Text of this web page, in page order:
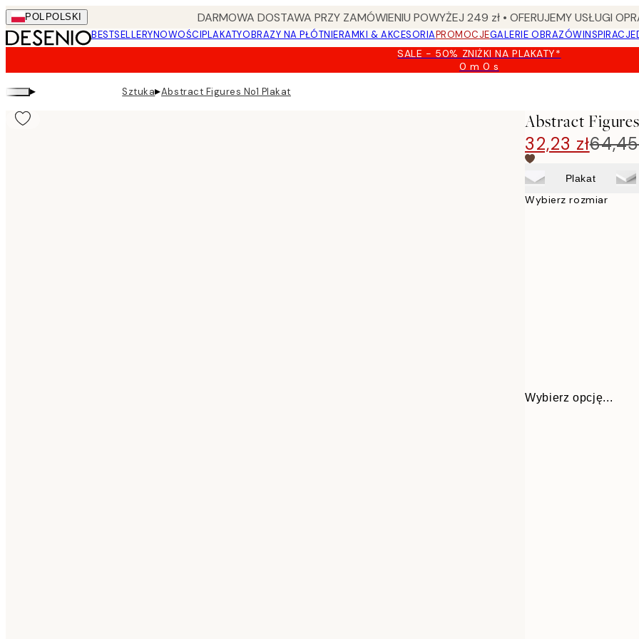
Skip
to
main
POL POLSKI DARMOWA DOSTAWA PRZY ZAMÓWIENIU POWYŻEJ 249 zł • OFERUJEMY USŁUGI
BESTSELLERYNOWOŚCIPLAKATYOBRAZY NA PŁÓTNIERAMKI & AKCESORIAPROMOCJEGALERIE OBRAZÓWINSPIRACJE
SALE - 50% ZNIŻKI NA PLAKATY*
0 m0 s
Ważny
▸ Sztuka▸Abstract Figures No1 Plakat
Abstract
32,23 zł64,45
Plakat
Wybierz rozmiar
Wybierz opcję...